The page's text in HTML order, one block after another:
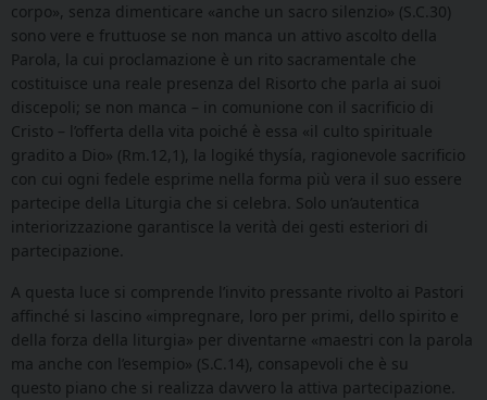
corpo», senza dimenticare «anche un sacro silenzio» (S.C.30)
sono vere e fruttuose se non manca un attivo ascolto della
Parola, la cui proclamazione è un rito sacramentale che
costituisce una reale presenza del Risorto che parla ai suoi
discepoli; se non manca – in comunione con il sacrificio di
Cristo – l’offerta della vita poiché è essa «il culto spirituale
gradito a Dio» (Rm.12,1), la logiké thysía, ragionevole sacrificio
con cui ogni fedele esprime nella forma più vera il suo essere
partecipe della Liturgia che si celebra. Solo un’autentica
interiorizzazione garantisce la verità dei gesti esteriori di
partecipazione.
A questa luce si comprende l’invito pressante rivolto ai Pastori
affinché si lascino «impregnare, loro per primi, dello spirito e
della forza della liturgia» per diventarne «maestri con la parola
ma anche con l’esempio» (S.C.14), consapevoli che è su
questo piano che si realizza davvero la attiva partecipazione.